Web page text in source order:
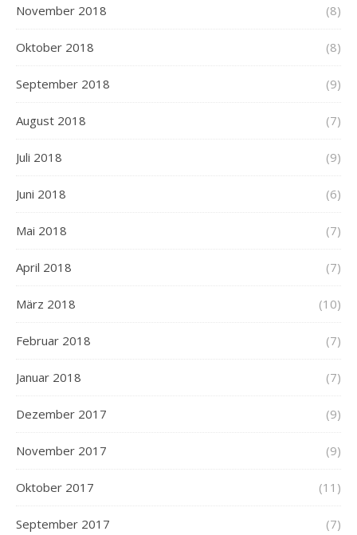
November 2018 (8)
Oktober 2018 (8)
September 2018 (9)
August 2018 (7)
Juli 2018 (9)
Juni 2018 (6)
Mai 2018 (7)
April 2018 (7)
März 2018 (10)
Februar 2018 (7)
Januar 2018 (7)
Dezember 2017 (9)
November 2017 (9)
Oktober 2017 (11)
September 2017 (7)